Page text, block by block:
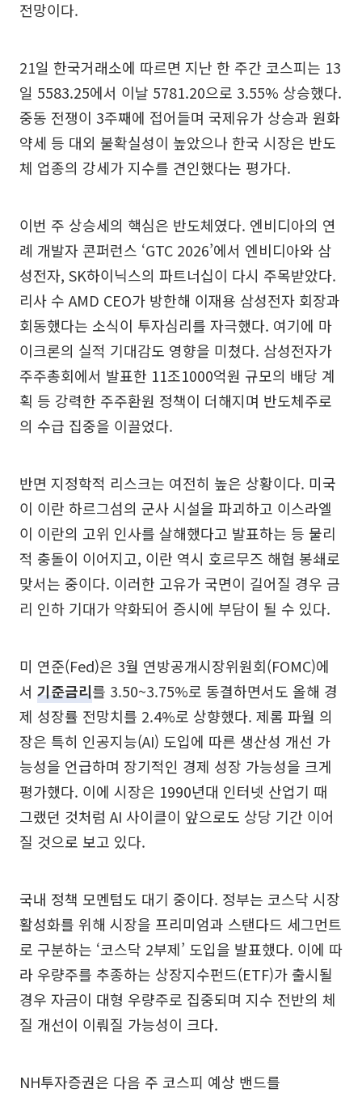
전망이다.
21일 한국거래소에 따르면 지난 한 주간 코스피는 13
일 5583.25에서 이날 5781.20으로 3.55% 상승했다.
중동 전쟁이 3주째에 접어들며 국제유가 상승과 원화
약세 등 대외 불확실성이 높았으나 한국 시장은 반도
체 업종의 강세가 지수를 견인했다는 평가다.
이번 주 상승세의 핵심은 반도체였다. 엔비디아의 연
례 개발자 콘퍼런스 ‘GTC 2026’에서 엔비디아와 삼
성전자, SK하이닉스의 파트너십이 다시 주목받았다.
리사 수 AMD CEO가 방한해 이재용 삼성전자 회장과
회동했다는 소식이 투자심리를 자극했다. 여기에 마
이크론의 실적 기대감도 영향을 미쳤다. 삼성전자가
주주총회에서 발표한 11조1000억원 규모의 배당 계
획 등 강력한 주주환원 정책이 더해지며 반도체주로
의 수급 집중을 이끌었다.
반면 지정학적 리스크는 여전히 높은 상황이다. 미국
이 이란 하르그섬의 군사 시설을 파괴하고 이스라엘
이 이란의 고위 인사를 살해했다고 발표하는 등 물리
적 충돌이 이어지고, 이란 역시 호르무즈 해협 봉쇄로
맞서는 중이다. 이러한 고유가 국면이 길어질 경우 금
리 인하 기대가 약화되어 증시에 부담이 될 수 있다.
미 연준(Fed)은 3월 연방공개시장위원회(FOMC)에
서 기준금리를 3.50~3.75%로 동결하면서도 올해 경
제 성장률 전망치를 2.4%로 상향했다. 제롬 파월 의
장은 특히 인공지능(AI) 도입에 따른 생산성 개선 가
능성을 언급하며 장기적인 경제 성장 가능성을 크게
평가했다. 이에 시장은 1990년대 인터넷 산업기 때
그랬던 것처럼 AI 사이클이 앞으로도 상당 기간 이어
질 것으로 보고 있다.
국내 정책 모멘텀도 대기 중이다. 정부는 코스닥 시장
활성화를 위해 시장을 프리미엄과 스탠다드 세그먼트
로 구분하는 ‘코스닥 2부제’ 도입을 발표했다. 이에 따
라 우량주를 추종하는 상장지수펀드(ETF)가 출시될
경우 자금이 대형 우량주로 집중되며 지수 전반의 체
질 개선이 이뤄질 가능성이 크다.
NH투자증권은 다음 주 코스피 예상 밴드를